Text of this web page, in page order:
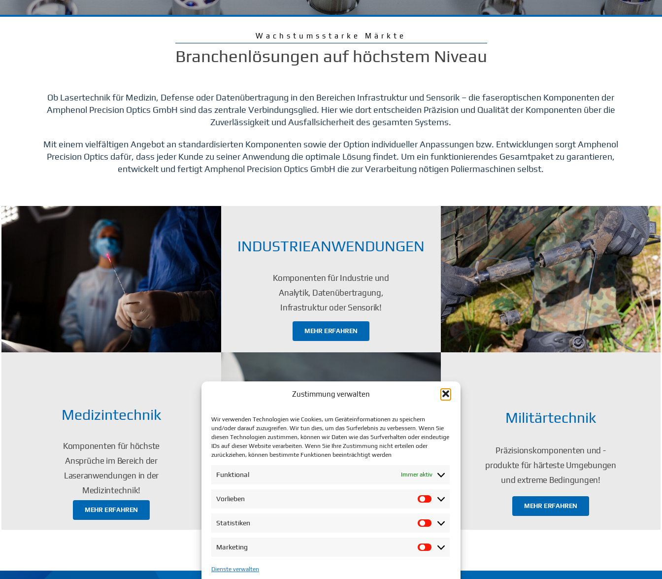
Zustimmung verwalten
Wir verwenden Technologien wie Cookies, um Geräteinformationen zu speichern
und/oder darauf zuzugreifen. Wir tun dies, um das Surferlebnis zu verbessern. Wenn Sie
diesen Technologien zustimmen, können wir Daten wie das Surfverhalten oder eindeutige
IDs auf dieser Website verarbeiten. Wenn Sie Ihre Zustimmung nicht erteilen oder
zurückziehen, können bestimmte Funktionen beeinträchtigt werden
Funktional Immer aktiv
Vorlieben
Vorlieben
Statistiken
Statistiken
Marketing
Marketing
Dienste verwalten
Wachstumsstarke Märkte
Branchenlösungen auf höchstem Niveau
Ob Lasertechnik für Medizin, Defense oder Datenübertragung in den Bereichen Infrastruktur und Sensorik – die faseroptischen Komponenten der
Amphenol Precision Optics GmbH sind das zentrale Verbindungsglied. Hier wie dort entscheiden Präzision und Qualität der Komponenten über die
Zuverlässigkeit und Ausfallsicherheit des gesamten Systems.
Mit einem vielfältigen Angebot an standardisierten Komponenten sowie der Option individueller Anpassungen bzw. Entwicklungen sorgt Amphenol
Precision Optics dafür, dass jeder Kunde zu seiner Anwendung die optimale Lösung findet. Um ein funktionierendes Gesamtpaket zu garantieren,
entwickelt und fertigt Amphenol Precision Optics GmbH die zur Verarbeitung nötigen Poliermaschinen selbst.
INDUSTRIEANWENDUNGEN
Komponenten für Industrie und
Analytik, Datenübertragung,
Infrastruktur oder Sensorik!
MEHR ERFAHREN
Medizintechnik
Komponenten für höchste
Ansprüche im Bereich der
Laseranwendungen in der
Medizintechnik!
MEHR ERFAHREN
Militärtechnik
Präzisionskomponenten und -
produkte für härteste Umgebungen
und extreme Bedingungen!
MEHR ERFAHREN